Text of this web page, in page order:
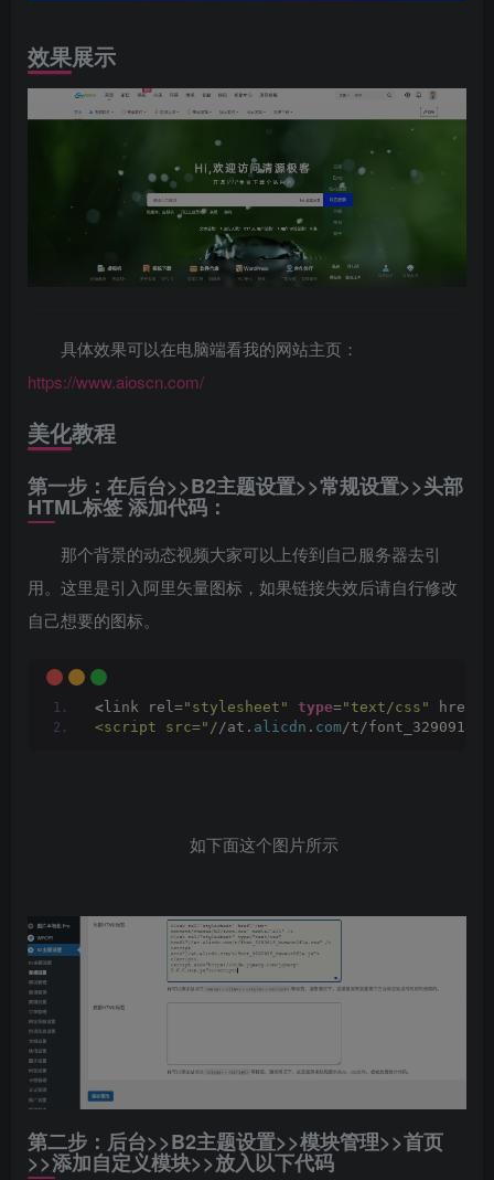
效果展示
具体效果可以在电脑端看我的网站主页：
https://www.aioscn.com/
美化教程
第一步：在后台>>B2主题设置>>常规设置>>头部
HTML标签 添加代码：
那个背景的动态视频大家可以上传到自己服务器去引
用。这里是引入阿里矢量图标，如果链接失效后请自行修改
自己想要的图标。
< link rel="stylesheet" type="text/css" href=
<script src="/ /at. alicdn . com /t/
如下面这个图片所示
第二步：后台>>B2主题设置>>模块管理>>首页
>>添加自定义模块>>放入以下代码